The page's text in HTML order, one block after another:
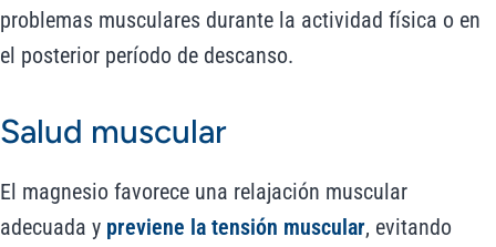
problemas musculares durante la actividad física o en
el posterior período de descanso.
Salud muscular
El magnesio favorece una relajación muscular
adecuada y previene la tensión muscular, evitando